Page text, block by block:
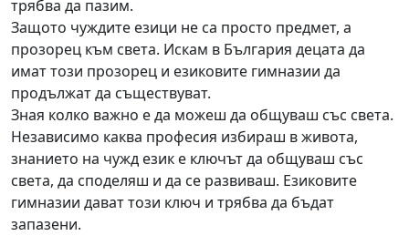
трябва да пазим.
Защото чуждите езици не са просто предмет, а
прозорец към света. Искам в България децата да
имат този прозорец и езиковите гимназии да
продължат да съществуват.
Зная колко важно е да можеш да общуваш със света.
Независимо каква професия избираш в живота,
знанието на чужд език е ключът да общуваш със
света, да споделяш и да се развиваш. Езиковите
гимназии дават този ключ и трябва да бъдат
запазени.